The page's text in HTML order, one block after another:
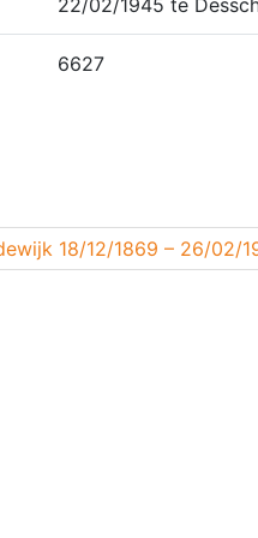
22/02/1945 te
6627
18/12/1869 – 26/02/